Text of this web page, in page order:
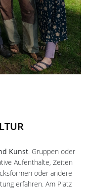
Kunst. Gruppen oder
Aufenthalte, Zeiten
oder andere
erfahren. Am Platz